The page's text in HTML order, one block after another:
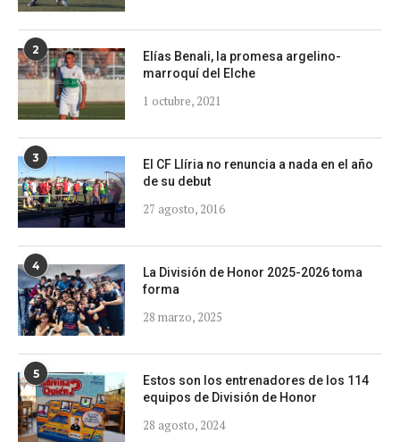
2
Elías Benali, la promesa argelino-
marroquí del Elche
1 octubre, 2021
3
El CF Llíria no renuncia a nada en el año
de su debut
27 agosto, 2016
4
La División de Honor 2025-2026 toma
forma
28 marzo, 2025
5
Estos son los entrenadores de los 114
equipos de División de Honor
28 agosto, 2024